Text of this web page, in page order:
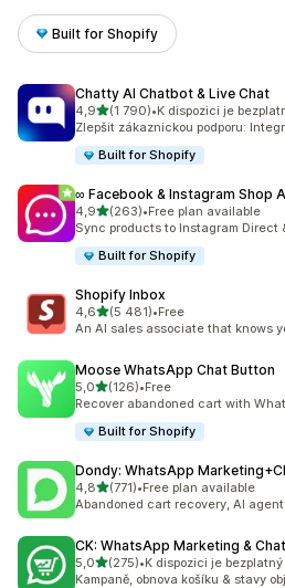
Built for Shopify
Chatty AI Chatbot & Live Chat
4,9z 5 hvězd
(1 790)
Celkový počet recenzí: 1790
•K dispozici je
Zlepšit zákaznickou podporu:
Built for Shopify
∞ Facebook & Instagram Shop
4,9z 5 hvězd
(263)
Celkový počet recenzí: 263
•Free plan available
Sync products to Instagram Direct
Built for Shopify
Shopify Inbox
4,6z 5 hvězd
(5 481)
Celkový počet recenzí: 5481
•Free
An AI sales associate that knows
Moose WhatsApp Chat Button
5,0z 5 hvězd
(126)
Celkový počet recenzí: 126
•Free
Recover abandoned cart with
Built for Shopify
Dondy: WhatsApp
4,8z 5 hvězd
(771)
Celkový počet recenzí: 771
•Free plan available
Abandoned cart recovery, AI
CK: WhatsApp Marketing & Chat
5,0z 5 hvězd
(275)
Celkový počet recenzí: 275
•K dispozici je bezplatný
Kampaně, obnova košíku & stavy